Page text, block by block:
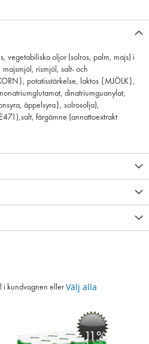
vegetabiliska oljor (solros, palm, majs) i
rismjöl, salt- och
potatisstärkelse, laktos {MJÖLK},
dinatriumguanylat,
äppelsyra}, solrosolja),
färgämne (annattoextrakt
i kundvagnen eller Välj alla
-11%